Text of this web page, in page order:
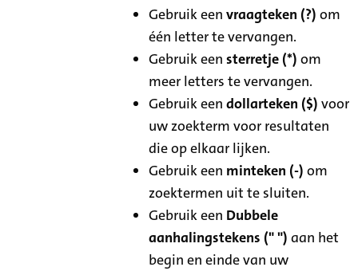
Gebruik eenvraagteken (?) om
één letter te vervangen.
Gebruik eensterretje (*) om
meer letters te vervangen.
Gebruik eendollarteken ($) voor
uw zoekterm voor resultaten
die op elkaar lijken.
Gebruik een minteken (-) om
zoektermen uit te sluiten.
Gebruik een Dubbele
aanhalingstekens (" ") aan het
begin en einde van uw